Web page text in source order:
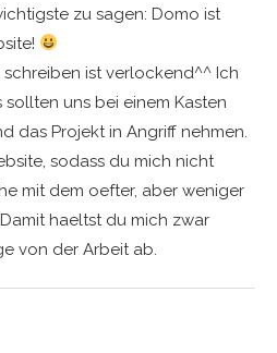
zu sagen: Domo ist
schreiben ist verlockend^^ Ich
uns bei einem Kasten
das Projekt in Angriff nehmen.
sodass du mich nicht
mit dem oefter, aber weniger
haeltst du mich zwar
von der Arbeit ab.